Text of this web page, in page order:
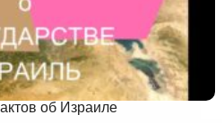
об Израиле